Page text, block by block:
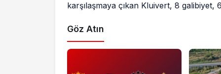
karşılaşmaya çıkan Kluivert, 8 galibiyet,
Göz Atın